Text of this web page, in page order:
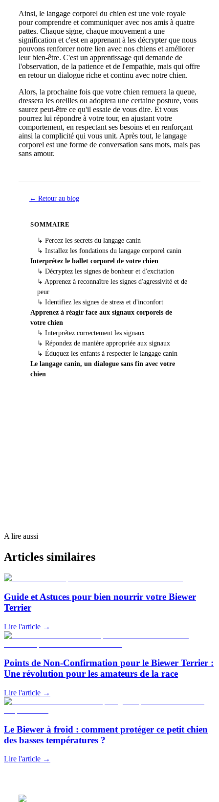
Ainsi, le langage corporel du chien est une voie royale
pour comprendre et communiquer avec nos amis à quatre
pattes. Chaque signe, chaque mouvement a une
signification et c'est en apprenant à les décrypter que nous
pouvons renforcer notre lien avec nos chiens et améliorer
leur bien-être. C'est un apprentissage qui demande de
l'observation, de la patience et de l'empathie, mais qui offre
en retour un dialogue riche et continu avec notre chien.
Alors, la prochaine fois que votre chien remuera la queue,
dressera les oreilles ou adoptera une certaine posture, vous
saurez peut-être ce qu'il essaie de vous dire. Et vous
pourrez lui répondre à votre tour, en ajustant votre
comportement, en respectant ses besoins et en renforçant
ainsi la complicité qui vous unit. Après tout, le langage
corporel est une forme de conversation sans mots, mais pas
sans amour.
← Retour au blog
SOMMAIRE
↳ Percez les secrets du langage canin
↳ Installez les fondations du langage corporel canin
Interprétez le ballet corporel de votre chien
↳ Décryptez les signes de bonheur et d'excitation
↳ Apprenez à reconnaître les signes d'agressivité et de
peur
↳ Identifiez les signes de stress et d'inconfort
Apprenez à réagir face aux signaux corporels de
votre chien
↳ Interprétez correctement les signaux
↳ Répondez de manière appropriée aux signaux
↳ Éduquez les enfants à respecter le langage canin
Le langage canin, un dialogue sans fin avec votre
chien
A lire aussi
Articles similaires
Guide et Astuces pour bien nourrir votre Biewer
Terrier
Lire l'article →
Points de Non-Confirmation pour le Biewer Terrier :
Une révolution pour les amateurs de la race
Lire l'article →
Le Biewer à froid : comment protéger ce petit chien
des basses températures ?
Lire l'article →